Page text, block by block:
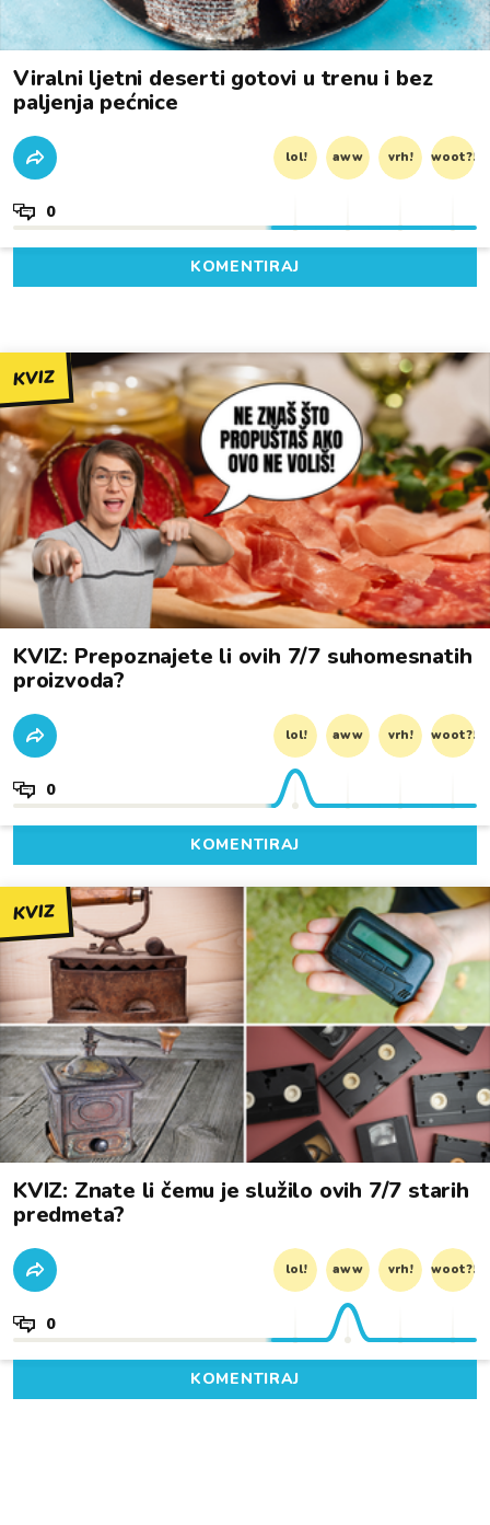
Viralni ljetni deserti gotovi u trenu i bez
paljenja pećnice
lol! aww vrh! woot?!
0
KOMENTIRAJ
KVIZ
KVIZ: Prepoznajete li ovih 7/7 suhomesnatih
proizvoda?
lol! aww vrh! woot?!
0
KOMENTIRAJ
KVIZ
KVIZ: Znate li čemu je služilo ovih 7/7 starih
predmeta?
lol! aww vrh! woot?!
0
KOMENTIRAJ